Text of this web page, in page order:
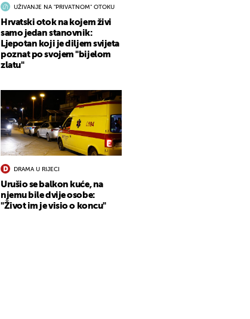
UŽIVANJE NA "PRIVATNOM" OTOKU
Hrvatski otok na kojem živi
samo jedan stanovnik:
Ljepotan koji je diljem svijeta
poznat po svojem "bijelom
zlatu"
DRAMA U RIJECI
Urušio se balkon kuće, na
njemu bile dvije osobe:
"Život im je visio o koncu"